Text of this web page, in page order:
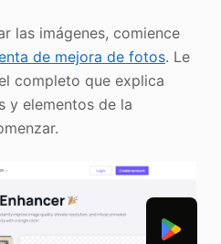
las imágenes, comience
de mejora de fotos. Le
completo que explica
y elementos de la